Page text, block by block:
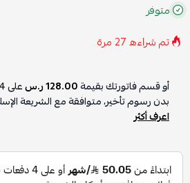
متوفر
تم شراءه27 مرة
أو قسم فاتورتك بقيمة128.00 ر.س على4
بدون رسوم تأخير، متوافقة مع الشريعة
اعرف أكثر